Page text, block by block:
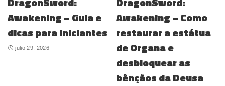
Awakening – Guia e
dicas para iniciantes
julio 29, 2026
Awakening – Como
restaurar a estátua
de Organa e
desbloquear as
bênçãos da Deusa